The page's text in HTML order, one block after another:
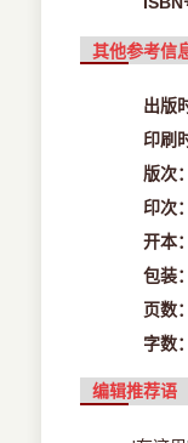
其他参考信
出版
印刷
版次：
印次：
开本：
包装
页数
字数
编辑推荐语